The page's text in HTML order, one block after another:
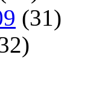
(31)